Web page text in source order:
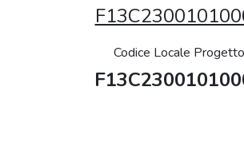
Codice Locale Progetto